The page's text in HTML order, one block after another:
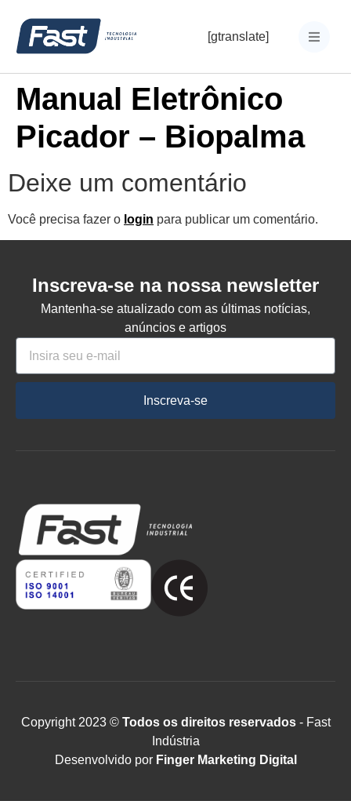
[gtranslate]
Manual Eletrônico
Picador – Biopalma
Deixe um comentário
Você precisa fazer o login para publicar um comentário.
Inscreva-se na nossa newsletter
Mantenha-se atualizado com as últimas notícias,
anúncios e artigos
Inscreva-se
Copyright 2023 ©Todos os direitos reservados- Fast
Indústria
Desenvolvido por Finger Marketing Digital